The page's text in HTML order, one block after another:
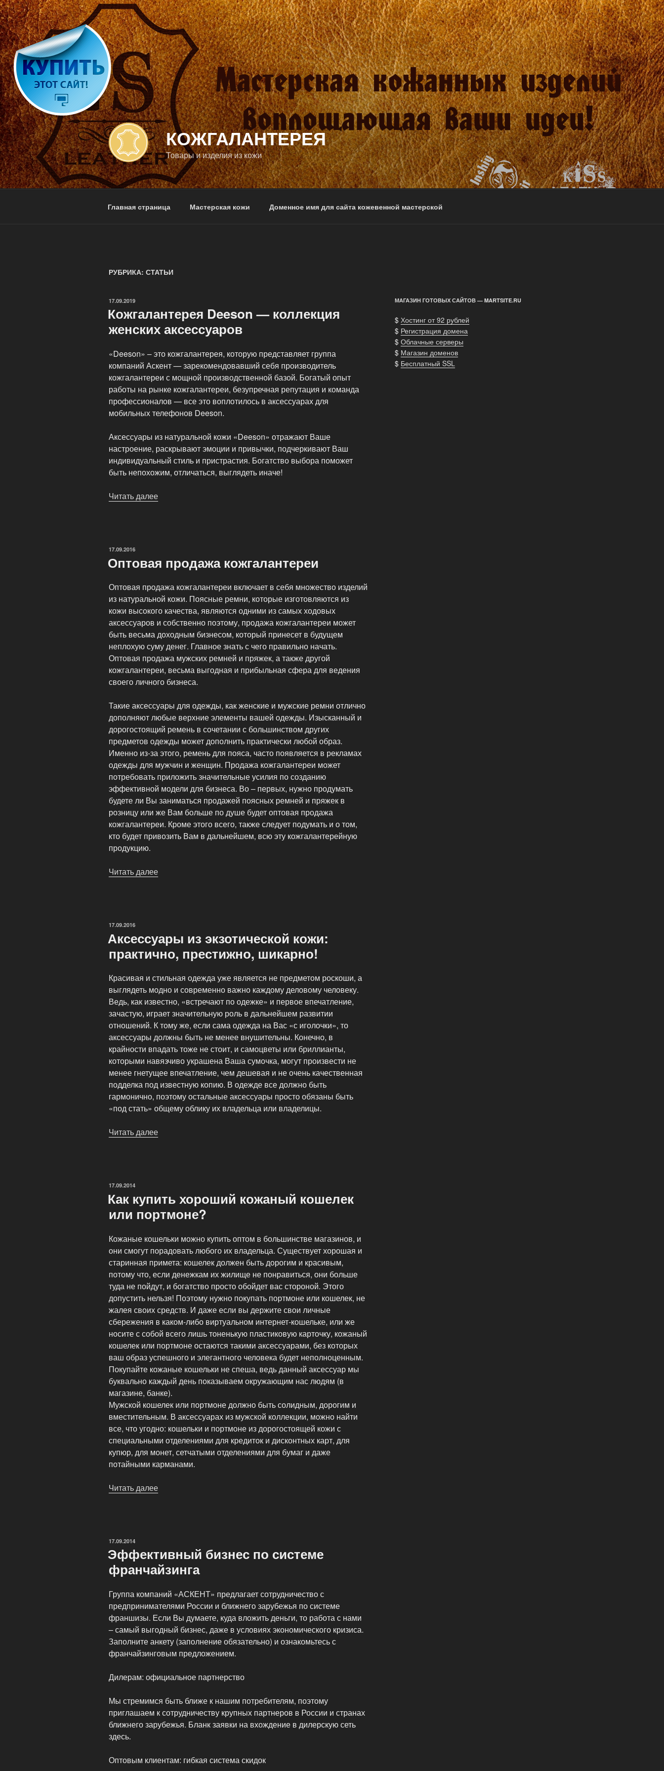
Перейти
к
содержимому
КОЖГАЛАНТЕРЕЯ
Товары и изделия из кожи
Главная страница Мастерская кожи Доменное имя для сайта кожевенной мастерской
РУБРИКА: СТАТЬИ
ОПУБЛИКОВАНО
17.09.2019
Кожгалантерея Deeson — коллекция
женских аксессуаров
«Deeson» – это кожгалантерея, которую представляет группа
компаний Аскент — зарекомендовавший себя производитель
кожгалантереи с мощной производственной базой. Богатый опыт
работы на рынке кожгалантереи, безупречная репутация и команда
профессионалов — все это воплотилось в аксессуарах для
мобильных телефонов Deeson.
Аксессуары из натуральной кожи «Deeson» отражают Ваше
настроение, раскрывают эмоции и привычки, подчеркивают Ваш
индивидуальный стиль и пристрастия. Богатство выбора поможет
быть непохожим, отличаться, выглядеть иначе!
Читать далее
ОПУБЛИКОВАНО
17.09.2016
Оптовая продажа кожгалантереи
Оптовая продажа кожгалантереи включает в себя множество изделий
из натуральной кожи. Поясные ремни, которые изготовляются из
кожи высокого качества, являются одними из самых ходовых
аксессуаров и собственно поэтому, продажа кожгалантереи может
быть весьма доходным бизнесом, который принесет в будущем
неплохую суму денег. Главное знать с чего правильно начать.
Оптовая продажа мужских ремней и пряжек, а также другой
кожгалантереи, весьма выгодная и прибыльная сфера для ведения
своего личного бизнеса.
Такие аксессуары для одежды, как женские и мужские ремни отлично
дополняют любые верхние элементы вашей одежды. Изысканный и
дорогостоящий ремень в сочетании с большинством других
предметов одежды может дополнить практически любой образ.
Именно из-за этого, ремень для пояса, часто появляется в рекламах
одежды для мужчин и женщин. Продажа кожгалантереи может
потребовать приложить значительные усилия по созданию
эффективной модели для бизнеса. Во – первых, нужно продумать
будете ли Вы заниматься продажей поясных ремней и пряжек в
розницу или же Вам больше по душе будет оптовая продажа
кожгалантереи. Кроме этого всего, также следует подумать и о том,
кто будет привозить Вам в дальнейшем, всю эту кожгалантерейную
продукцию.
Читать далее
ОПУБЛИКОВАНО
17.09.2016
Аксессуары из экзотической кожи:
практично, престижно, шикарно!
Красивая и стильная одежда уже является не предметом роскоши, а
выглядеть модно и современно важно каждому деловому человеку.
Ведь, как известно, «встречают по одежке» и первое впечатление,
зачастую, играет значительную роль в дальнейшем развитии
отношений. К тому же, если сама одежда на Вас «с иголочки», то
аксессуары должны быть не менее внушительны. Конечно, в
крайности впадать тоже не стоит, и самоцветы или бриллианты,
которыми навязчиво украшена Ваша сумочка, могут произвести не
менее гнетущее впечатление, чем дешевая и не очень качественная
подделка под известную копию. В одежде все должно быть
гармонично, поэтому остальные аксессуары просто обязаны быть
«под стать» общему облику их владельца или владелицы.
Читать далее
шикарно!»
ОПУБЛИКОВАНО
17.09.2014
Как купить хороший кожаный кошелек
или портмоне?
Кожаные кошельки можно купить оптом в большинстве магазинов, и
они смогут порадовать любого их владельца. Существует хорошая и
старинная примета: кошелек должен быть дорогим и красивым,
потому что, если денежкам их жилище не понравиться, они больше
туда не пойдут, и богатство просто обойдет вас стороной. Этого
допустить нельзя! Поэтому нужно покупать портмоне или кошелек, не
жалея своих средств. И даже если вы держите свои личные
сбережения в каком-либо виртуальном интернет-кошельке, или же
носите с собой всего лишь тоненькую пластиковую карточку, кожаный
кошелек или портмоне остаются такими аксессуарами, без которых
ваш образ успешного и элегантного человека будет неполноценным.
Покупайте кожаные кошельки не спеша, ведь данный аксессуар мы
буквально каждый день показываем окружающим нас людям (в
магазине, банке).
Мужской кошелек или портмоне должно быть солидным, дорогим и
вместительным. В аксессуарах из мужской коллекции, можно найти
все, что угодно: кошельки и портмоне из дорогостоящей кожи с
специальными отделениями для кредиток и дисконтных карт, для
купюр, для монет, сетчатыми отделениями для бумаг и даже
потайными карманами.
Читать далее
портмоне?»
ОПУБЛИКОВАНО
17.09.2014
Эффективный бизнес по системе
франчайзинга
Группа компаний «АСКЕНТ» предлагает сотрудничество с
предпринимателями России и ближнего зарубежья по системе
франшизы. Если Вы думаете, куда вложить деньги, то работа с нами
– самый выгодный бизнес, даже в условиях экономического кризиса.
Заполните анкету (заполнение обязательно) и ознакомьтесь с
франчайзинговым предложением.
Дилерам: официальное партнерство
Мы стремимся быть ближе к нашим потребителям, поэтому
приглашаем к сотрудничеству крупных партнеров в России и странах
ближнего зарубежья. Бланк заявки на вхождение в дилерскую сеть
здесь.
Оптовым клиентам: гибкая система скидок
МАГАЗИН ГОТОВЫХ САЙТОВ — MARTSITE.RU
$ Хостинг от 92 рублей
$ Регистрация домена
$ Облачные серверы
$ Магазин доменов
$ Бесплатный SSL